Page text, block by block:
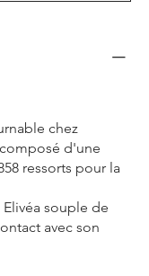
chez
d'une
ressorts pour la
souple de
avec son